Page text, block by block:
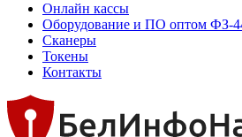
Онлайн кассы
Оборудование и ПО оптом ФЗ-
Сканеры
Токены
Контакты